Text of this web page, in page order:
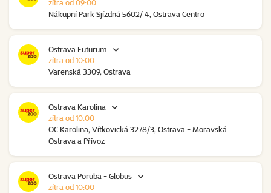
Nákupní Park Sjízdná 5602/ 4, Ostrava Centro
zítra od 09:00
Ostrava Futurum
Varenská 3309, Ostrava
zítra od 10:00
Ostrava Karolina
OC Karolina, Vítkovická 3278/3, Ostrava - Moravská
Ostrava a Přívoz
zítra od 10:00
Ostrava Poruba - Globus
zítra od 10:00